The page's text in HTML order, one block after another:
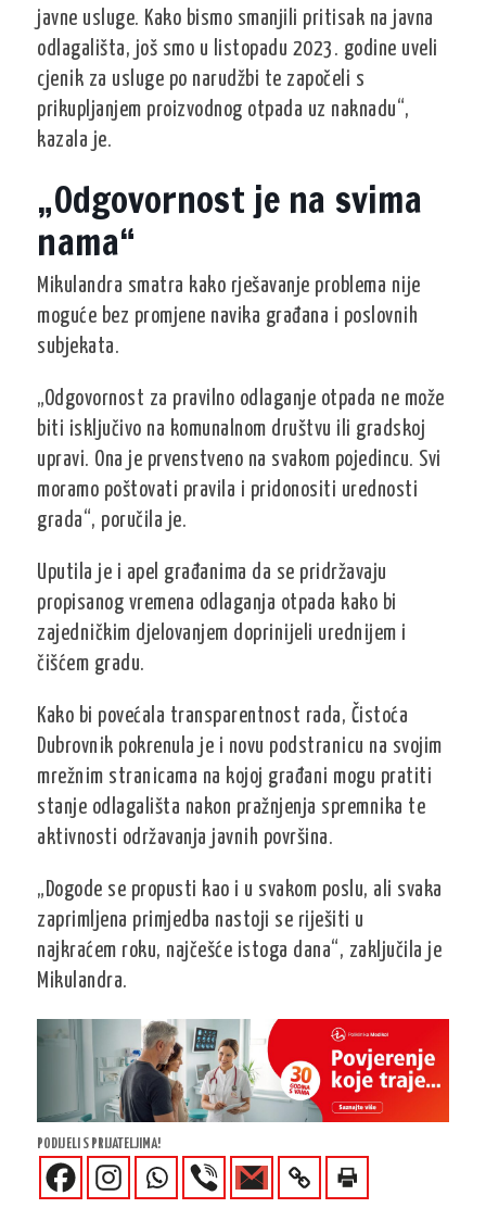
javne usluge. Kako bismo smanjili pritisak na javna
odlagališta, još smo u listopadu 2023. godine uveli
cjenik za usluge po narudžbi te započeli s
prikupljanjem proizvodnog otpada uz naknadu“,
kazala je.
„Odgovornost je na svima
nama“
Mikulandra smatra kako rješavanje problema nije
moguće bez promjene navika građana i poslovnih
subjekata.
„Odgovornost za pravilno odlaganje otpada ne može
biti isključivo na komunalnom društvu ili gradskoj
upravi. Ona je prvenstveno na svakom pojedincu. Svi
moramo poštovati pravila i pridonositi urednosti
grada“, poručila je.
Uputila je i apel građanima da se pridržavaju
propisanog vremena odlaganja otpada kako bi
zajedničkim djelovanjem doprinijeli urednijem i
čišćem gradu.
Kako bi povećala transparentnost rada, Čistoća
Dubrovnik pokrenula je i novu podstranicu na svojim
mrežnim stranicama na kojoj građani mogu pratiti
stanje odlagališta nakon pražnjenja spremnika te
aktivnosti održavanja javnih površina.
„Dogode se propusti kao i u svakom poslu, ali svaka
zaprimljena primjedba nastoji se riješiti u
najkraćem roku, najčešće istoga dana“, zaključila je
Mikulandra.
PODIJELI S PRIJATELJIMA!